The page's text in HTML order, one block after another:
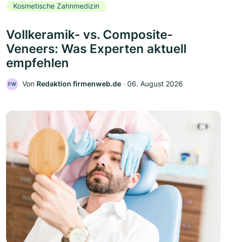
Kosmetische Zahnmedizin
Vollkeramik- vs. Composite-
Veneers: Was Experten aktuell
empfehlen
FW Von Redaktion firmenweb.de ‧ 06. August 2026